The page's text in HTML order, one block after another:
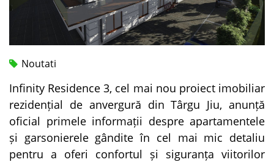
Noutati
Infinity Residence 3, cel mai nou proiect imobiliar
rezidențial de anvergură din Târgu Jiu, anunță
oficial primele informații despre apartamentele
și garsonierele gândite în cel mai mic detaliu
pentru a oferi confortul și siguranța viitorilor